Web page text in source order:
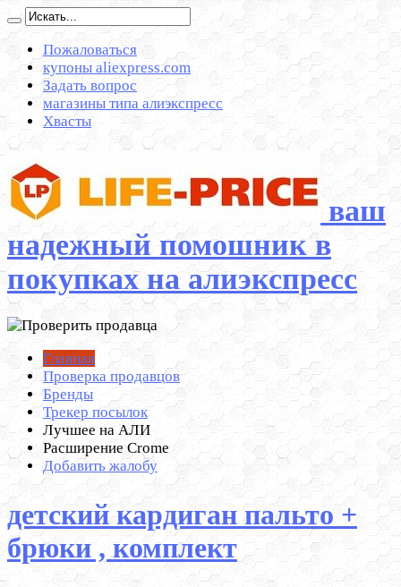
Пожаловаться
купоны aliexpress.com
Задать вопрос
магазины типа алиэкспресс
Хвасты
ваш
надежный помошник в
покупках на алиэкспресс
Главная
Проверка продавцов
Бренды
Трекер посылок
Лучшее на АЛИ
Расширение Crome
Добавить жалобу
детский кардиган пальто +
брюки , комплект